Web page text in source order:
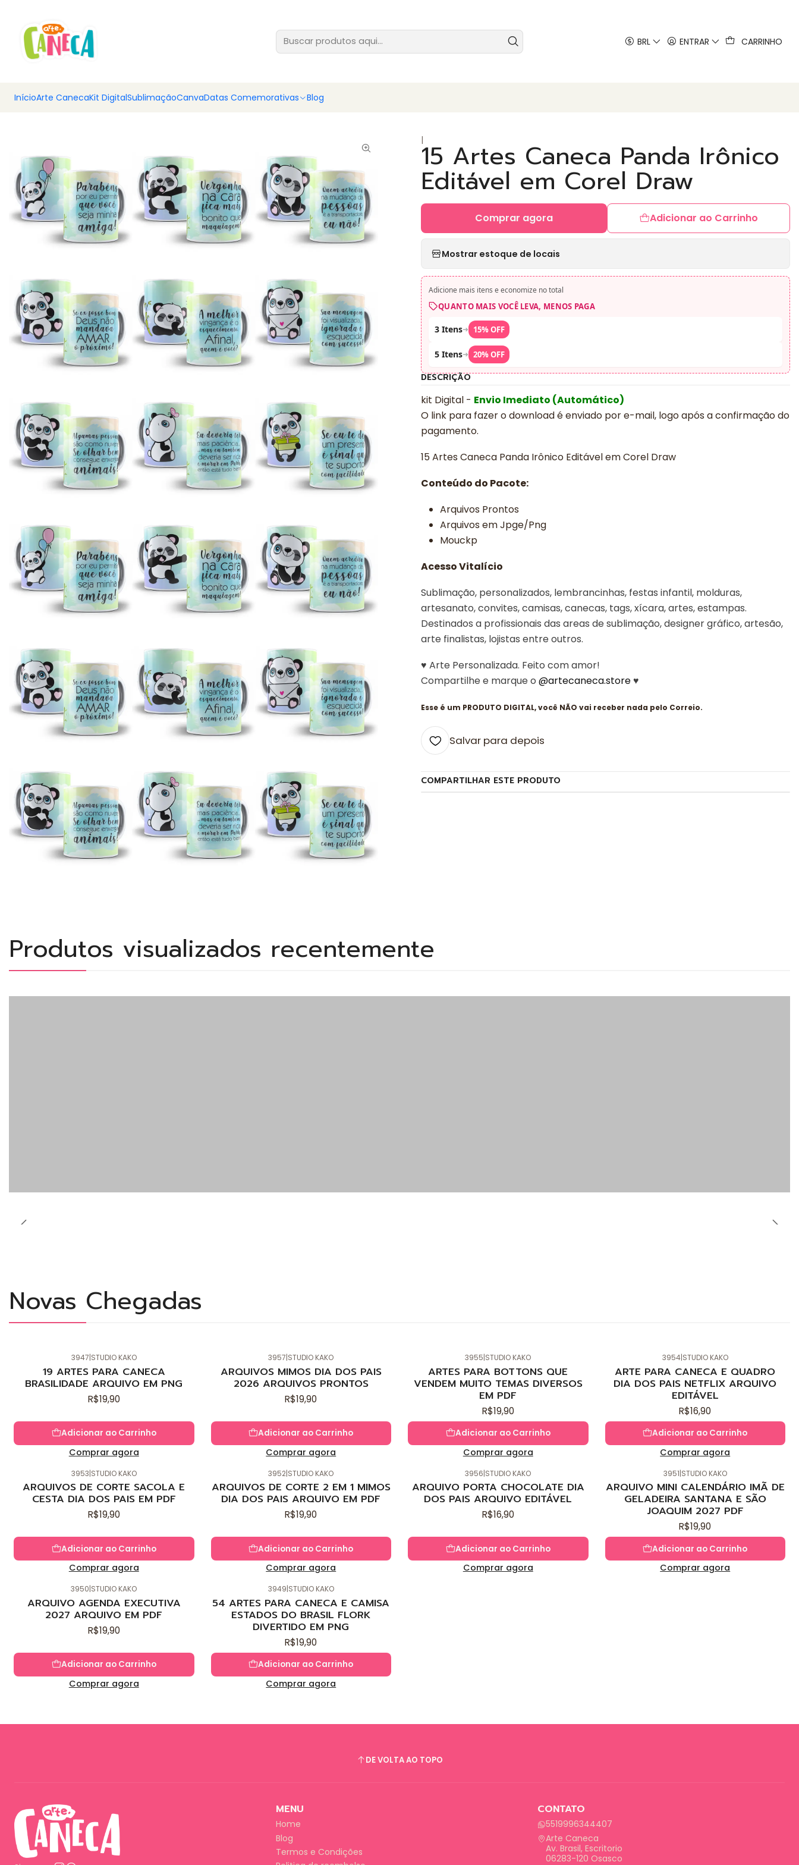
BRL ENTRAR CARRINHO
InícioArte CanecaKit DigitalSublimaçãoCanvaDatas Comemorativas Blog
|15 Artes Caneca Panda Irônico
Editável em Corel Draw
Adicionar ao Carrinho
Comprar agora
Mostrar estoque de locais
Adicione mais itens e economize no total
QUANTO MAIS VOCÊ LEVA, MENOS PAGA
3 Itens➜ 15% OFF
5 Itens➜ 20% OFF
DESCRIÇÃO
kit Digital - Envio Imediato (Automático)
O link para fazer o download é enviado por e-mail, logo após a confirmação do
pagamento.
15 Artes Caneca Panda Irônico Editável em Corel Draw
Conteúdo do Pacote:
Arquivos Prontos
Arquivos em Jpge/Png
Mouckp
Acesso Vitalício
Sublimação, personalizados, lembrancinhas, festas infantil, molduras,
artesanato, convites, camisas, canecas, tags, xícara, artes, estampas.
Destinados a profissionais das areas de sublimação, designer gráfico, artesão,
arte finalistas, lojistas entre outros.
♥ Arte Personalizada. Feito com amor!
Compartilhe e marque o @artecaneca.store♥
Esse é um PRODUTO DIGITAL, você NÃO vai receber nada pelo Correio.
Salvar para depois
COMPARTILHAR ESTE PRODUTO
Produtos visualizados recentemente
Novas Chegadas
3947|STUDIO KAKO
19 ARTES PARA CANECA
BRASILIDADE ARQUIVO EM PNG
R$19,90
Adicionar ao Carrinho
Comprar agora
3957|STUDIO KAKO
ARQUIVOS MIMOS DIA DOS PAIS
2026 ARQUIVOS PRONTOS
R$19,90
Adicionar ao Carrinho
Comprar agora
3955|STUDIO KAKO
ARTES PARA BOTTONS QUE
VENDEM MUITO TEMAS DIVERSOS
EM PDF
R$19,90
Adicionar ao Carrinho
Comprar agora
3954|STUDIO KAKO
ARTE PARA CANECA E QUADRO
DIA DOS PAIS NETFLIX ARQUIVO
EDITÁVEL
R$16,90
Adicionar ao Carrinho
Comprar agora
3953|STUDIO KAKO
ARQUIVOS DE CORTE SACOLA E
CESTA DIA DOS PAIS EM PDF
R$19,90
Adicionar ao Carrinho
Comprar agora
3952|STUDIO KAKO
ARQUIVOS DE CORTE 2 EM 1 MIMOS
DIA DOS PAIS ARQUIVO EM PDF
R$19,90
Adicionar ao Carrinho
Comprar agora
3956|STUDIO KAKO
ARQUIVO PORTA CHOCOLATE DIA
DOS PAIS ARQUIVO EDITÁVEL
R$16,90
Adicionar ao Carrinho
Comprar agora
3951|STUDIO KAKO
ARQUIVO MINI CALENDÁRIO IMÃ DE
GELADEIRA SANTANA E SÃO
JOAQUIM 2027 PDF
R$19,90
Adicionar ao Carrinho
Comprar agora
3950|STUDIO KAKO
ARQUIVO AGENDA EXECUTIVA
2027 ARQUIVO EM PDF
R$19,90
Adicionar ao Carrinho
Comprar agora
3949|STUDIO KAKO
54 ARTES PARA CANECA E CAMISA
ESTADOS DO BRASIL FLORK
DIVERTIDO EM PNG
R$19,90
Adicionar ao Carrinho
Comprar agora
DE VOLTA AO TOPO
MENU
Home
Blog
Termos e Condições
CONTATO
5519996344407
Arte Caneca
Av. Brasil, Escritorio
06283-120 Osasco